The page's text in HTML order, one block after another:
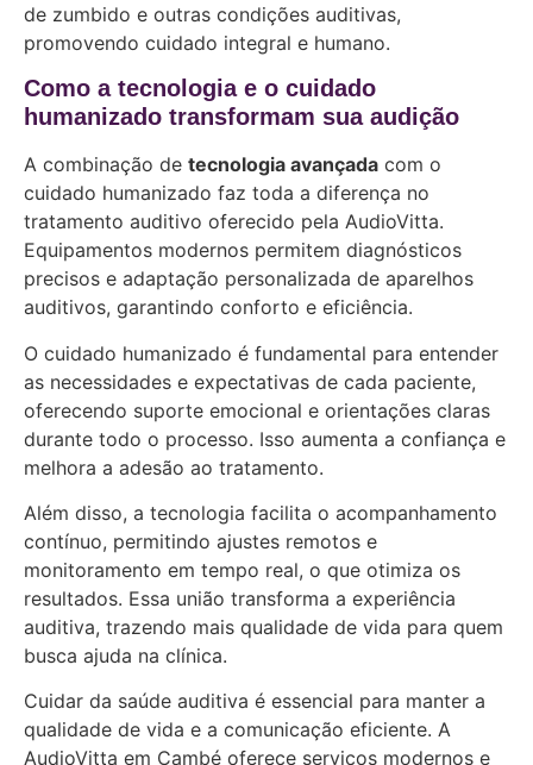
de zumbido e outras condições auditivas,
promovendo cuidado integral e humano.
Como a tecnologia e o cuidado
humanizado transformam sua audição
A combinação de tecnologia avançada com o
cuidado humanizado faz toda a diferença no
tratamento auditivo oferecido pela AudioVitta.
Equipamentos modernos permitem diagnósticos
precisos e adaptação personalizada de aparelhos
auditivos, garantindo conforto e eficiência.
O cuidado humanizado é fundamental para entender
as necessidades e expectativas de cada paciente,
oferecendo suporte emocional e orientações claras
durante todo o processo. Isso aumenta a confiança e
melhora a adesão ao tratamento.
Além disso, a tecnologia facilita o acompanhamento
contínuo, permitindo ajustes remotos e
monitoramento em tempo real, o que otimiza os
resultados. Essa união transforma a experiência
auditiva, trazendo mais qualidade de vida para quem
busca ajuda na clínica.
Cuidar da saúde auditiva é essencial para manter a
qualidade de vida e a comunicação eficiente. A
AudioVitta em Cambé oferece serviços modernos e